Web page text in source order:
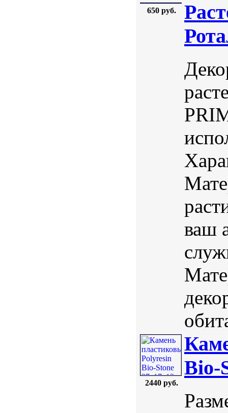
650 руб.
ваш
2440 руб.
Bio-